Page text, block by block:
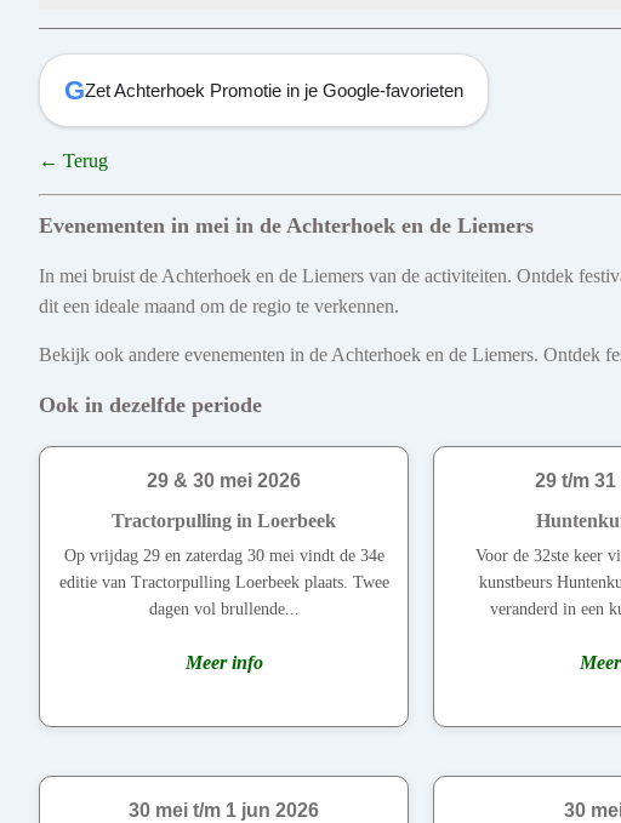
GZet Achterhoek Promotie in je Google-favorieten
← Terug
Evenementen in mei in de Achterhoek en de Liemers
In mei bruist de Achterhoek en de Liemers van de activiteiten. Ontdek
dit een ideale maand om de regio te verkennen.
Bekijk ook andere evenementen in de Achterhoek en de Liemers. Ontdek
Ook in dezelfde periode
29 & 30 mei 2026
Tractorpulling in Loerbeek
Op vrijdag 29 en zaterdag 30 mei vindt de 34e
editie van Tractorpulling Loerbeek plaats. Twee
dagen vol brullende...
Meer info
29 t/m
Voor de 32ste keer
kunstbeurs
veranderd in een
30 mei t/m 1 jun 2026
30